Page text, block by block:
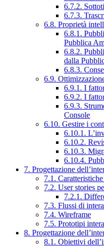
6.7.2.
6.7.3.
6.8. Proprietà
6.8.1.
Pubblica
6.8.2.
dalla
6.8.3.
6.9.
6.9.1. I
6.9.2. I
6.9.3.
Console
6.10. Gestire i
6.10.1.
6.10.2.
6.10.3.
6.10.4.
7. Progettazione
7.1.
7.2. User stories
7.2.1.
7.3. Flussi di
7.4. Wireframe
7.5. Prototipi
8. Progettazione
8.1. Obiettivi